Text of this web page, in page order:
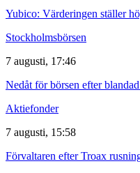
Yubico: Värderingen ställer
Stockholmsbörsen
7 augusti, 17:46
Nedåt för börsen efter
Aktiefonder
7 augusti, 15:58
Förvaltaren efter Troax